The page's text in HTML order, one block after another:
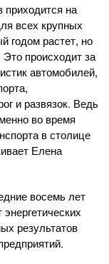
на
всех крупных
годом растет, но
происходит за
автомобилей,
и развязок. Ведь
во время
в столице
Елена
восемь лет
результатов